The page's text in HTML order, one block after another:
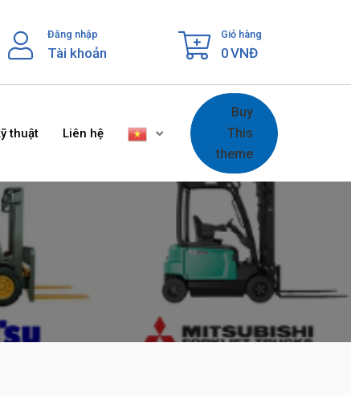
Đăng nhập
Tài khoản
Giỏ hàng
0VNĐ
thuật Liên hệ
Buy
This
theme